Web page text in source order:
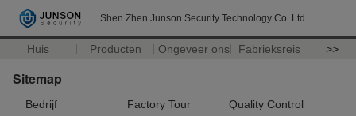
Shen Zhen Junson Security Technology Co. Ltd
Huis Producten Ongeveer ons Fabrieksreis >>
Sitemap
Bedrijf Factory Tour
Quality Control